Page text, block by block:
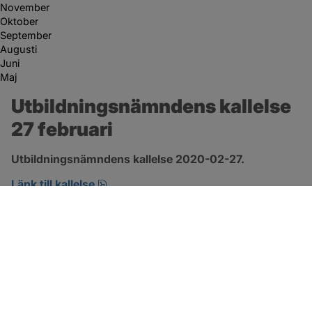
November
Oktober
September
Augusti
Juni
Maj
Utbildningsnämndens kallelse
27 februari
Utbildningsnämndens kallelse 2020-02-27.
Länk till kallelse
pdf, öppnas i nytt fönster.